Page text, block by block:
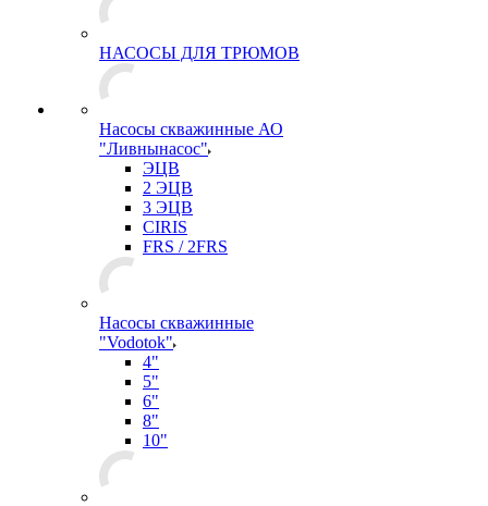
НАСОСЫ ДЛЯ ТРЮМОВ
Насосы скважинные АО
"Ливнынасос"
ЭЦВ
2 ЭЦВ
3 ЭЦВ
CIRIS
FRS / 2FRS
Насосы скважинные
"Vodotok"
4"
5"
6"
8"
10"